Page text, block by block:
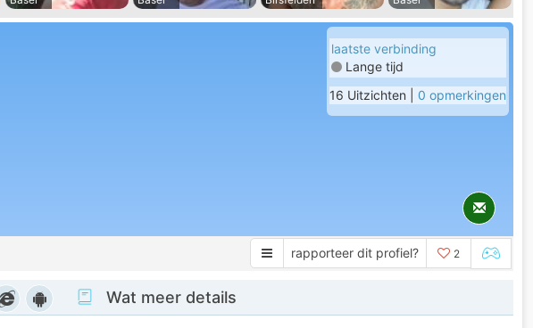
laatste verbinding
Lange tijd
16 Uitzichten | 0 opmerkingen
rapporteer dit profiel? 2
Wat meer details